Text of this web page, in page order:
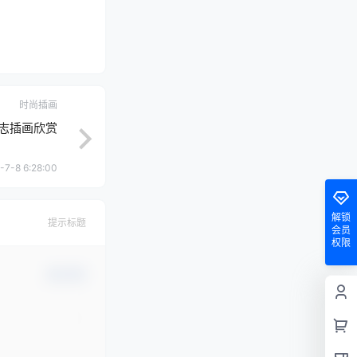
时尚插画
插画欣赏
7-8 6:28:00
提示标题
解锁
会员
权限